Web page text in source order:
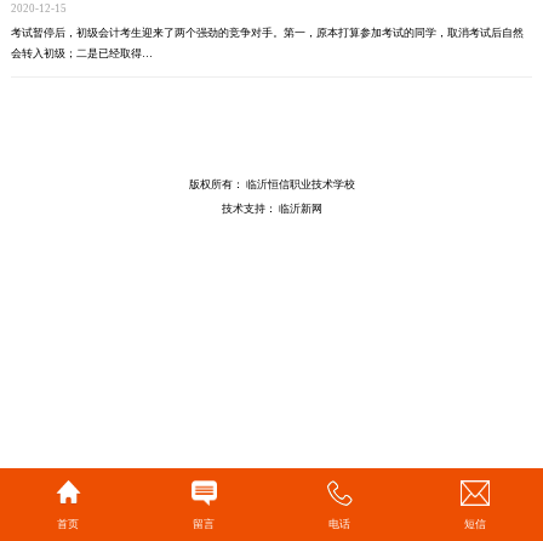
2020-12-15
​考试暂停后，初级会计考生迎来了两个强劲的竞争对手。第一，原本打算参加考试的同学，取消考试后自然
会转入初级；二是已经取得…
版权所有： 临沂恒信职业技术学校
技术支持： 临沂新网
首页 留言 电话 短信